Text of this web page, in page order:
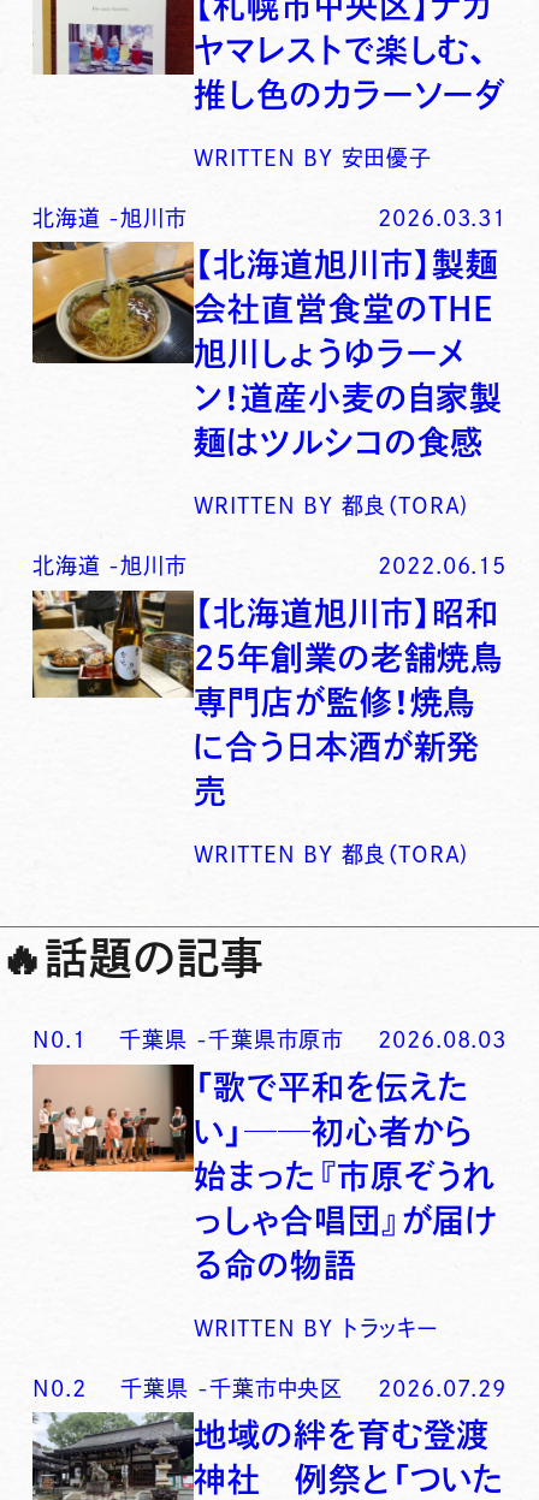
ヤマレストで楽しむ、
推し色のカラーソーダ
WRITTEN BY 安田優子
北海道 -旭川市 2026.03.31
【北海道旭川市】製麺
会社直営食堂のTHE
旭川しょうゆラーメ
ン！道産小麦の自家製
麺はツルシコの食感
WRITTEN BY 都良（TORA)
北海道 -旭川市 2022.06.15
【北海道旭川市】昭和
25年創業の老舗焼鳥
専門店が監修！焼鳥
に合う日本酒が新発
売
WRITTEN BY 都良（TORA)
🔥話題の記事
N0. 1 千葉県 -千葉県市原市 2026.08.03
「歌で平和を伝えた
い」──初心者から
始まった『市原ぞうれ
っしゃ合唱団』が届け
る命の物語
WRITTEN BY トラッキー
N0. 2 千葉県 -千葉市中央区 2026.07.29
地域の絆を育む登渡
神社 例祭と「ついた